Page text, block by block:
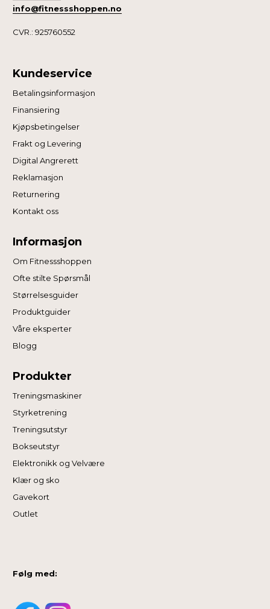
info@fitnessshoppen.no
CVR.: 925760552
Kundeservice
Betalingsinformasjon
Finansiering
Kjøpsbetingelser
Frakt og Levering
Digital Angrerett
Reklamasjon
Returnering
Kontakt oss
Informasjon
Om Fitnessshoppen
Ofte stilte Spørsmål
Størrelsesguider
Produktguider
Våre eksperter
Blogg
Produkter
Treningsmaskiner
Styrketrening
Treningsutstyr
Bokseutstyr
Elektronikk og Velvære
Klær og sko
Gavekort
Outlet
Følg med: